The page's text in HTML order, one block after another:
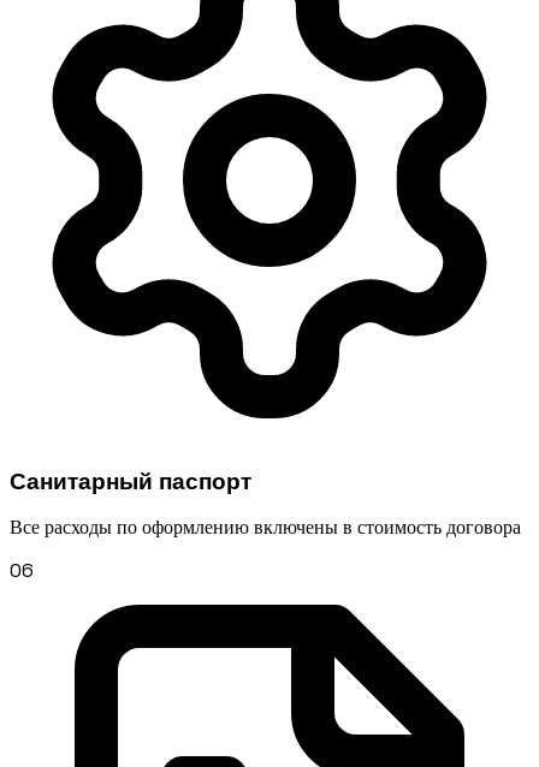
Санитарный паспорт
Все расходы по оформлению включены в стоимость договора
06